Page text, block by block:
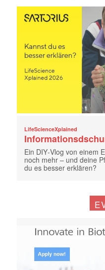
LifeScienceXplained
Ein DIY‑Vlog von einem
noch mehr – und deine
du es besser erklären?